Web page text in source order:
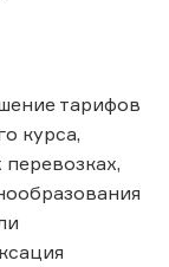
тарифов
курса,